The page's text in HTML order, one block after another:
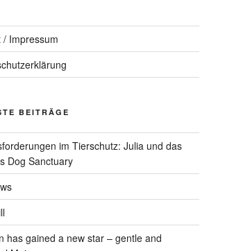
/ Impressum
BEITRÄGE
im Tierschutz: Julia und das
Dog Sanctuary
has gained a new star – gentle and